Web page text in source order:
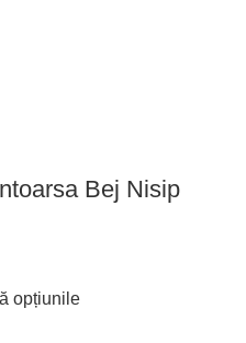
Bej Nisip
opțiunile